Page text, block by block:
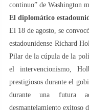
continuo” de Washington
El diplomático
El 18 de agosto, se
estadounidense Richard
Pilar de la cúpula de la
el intervencionismo,
prestigiosos durante el
durante una futura
desmantelamiento exitoso